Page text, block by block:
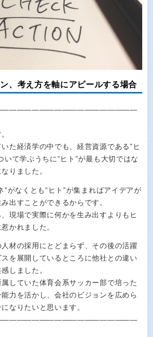
、考え方を軸にアピールする場合
た経済学の中でも、経営資源である”ヒ
いて学ぶうちに”ヒト”が最も大切ではな
りました。
”がなくとも”ヒト”が集まればアイデアが
出すことができるからです。
現場で実際に何かを生み出すよりもヒ
かれました。
材の採用にとどまらず、その後の活躍
を展開しているところに他社との違い
しました。
していた体育会系サッカー部で培った
力を活かし、会社のビジョンを広めら
なりたいと思います。